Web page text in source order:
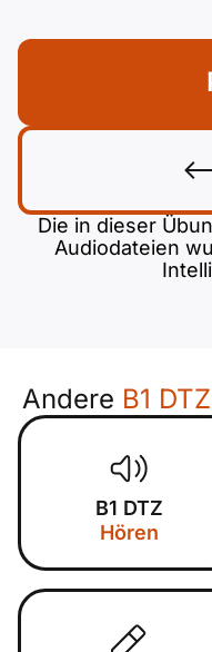
Die in dieser
Audiodateien
Andere B1
B1 DTZ
Hören